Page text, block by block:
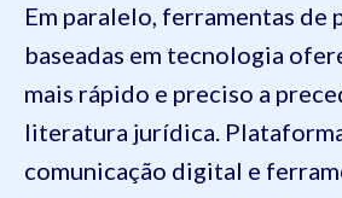
Em paralelo, ferramentas de
baseadas em tecnologia
mais rápido e preciso a
literatura jurídica.
comunicação digital e